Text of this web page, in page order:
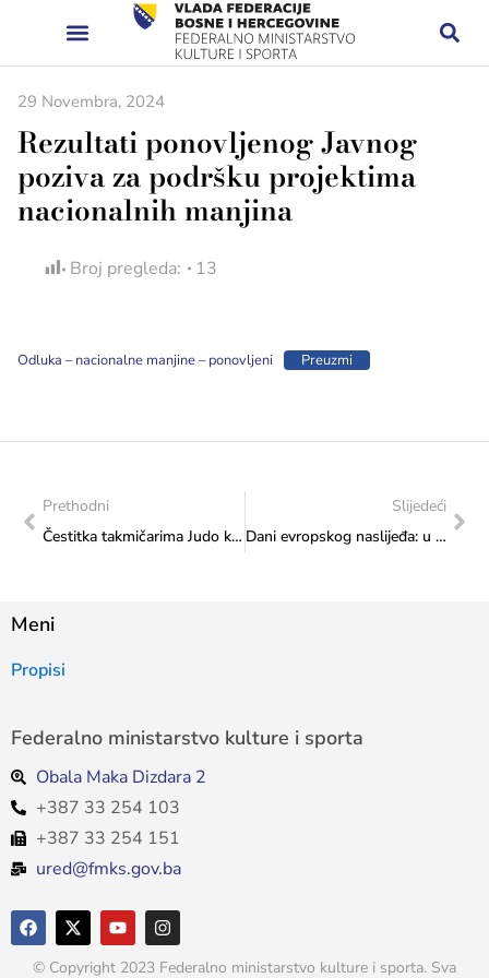
29 Novembra, 2024
Rezultati ponovljenog Javnog
poziva za podršku projektima
nacionalnih manjina
Broj pregleda: 13
Odluka – nacionalne manjine – ponovljeni Preuzmi
Prethodni
Čestitka takmičarima Judo kluba Borsa iz Mostara za ostvarene uspjehe na evropskoj sportskoj sceni
Slijedeći
Dani evropskog naslijeđa: u srijedu 4. 12. 2024. nastup Glazbene škole Ljubuški (dva sastava „Djeca iz podruma“ i „Riff Raiders“) i HKD „Napredak“ podružnica Kreševo (mješoviti hor i tamburaški sastav)
Meni
Propisi
Federalno ministarstvo kulture i sporta
Obala Maka Dizdara 2
+387 33 254 103
+387 33 254 151
ured@fmks.gov.ba
© Copyright 2023 Federalno ministarstvo kulture i sporta. Sva